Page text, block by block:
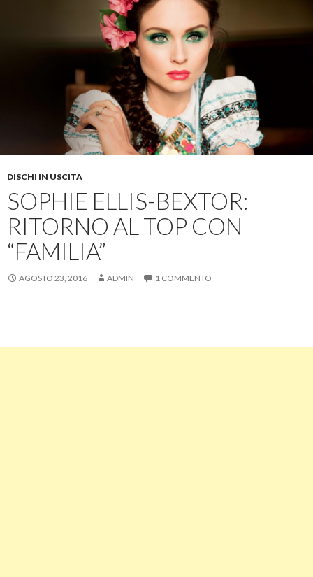
DISCHI IN USCITA
SOPHIE ELLIS-BEXTOR:
RITORNO AL TOP CON
“FAMILIA”
AGOSTO 23, 2016 ADMIN 1 COMMENTO